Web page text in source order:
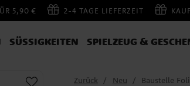
5,90 € 2-4 TAGE LIEFERZEIT
SÜSSIGKEITEN SPIELZEUG &
Zurück Neu Baustelle